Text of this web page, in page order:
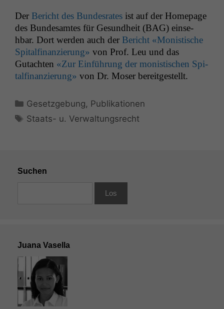
Der Bericht des Bun­desrates ist auf der Home­page
des Bun­de­samtes für Gesund­heit (BAG) ein­se­
hbar. Dort wer­den auch der Bericht «Monis­tis­che
Spi­tal­fi­nanzierung» von Prof. Leu und das
Gutacht­en «Zur Ein­führung der monis­tis­chen Spi­
tal­fi­nanzierung» von Dr. Moser bereitgestellt.
Kategorien
Gesetzgebung, Publikationen
Schlagwörter
Staats- u. Verwaltungsrecht
Suchen
Juana Vasella